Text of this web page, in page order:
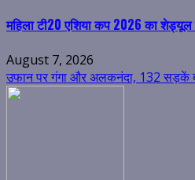
महिला टी20 एशिया कप 2026 का शेड्यूल
August 7, 2026
उफान पर गंगा और अलकनंदा, 132 सड़कें